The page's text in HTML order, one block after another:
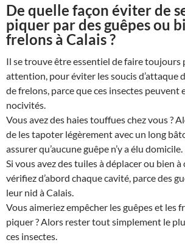
De quelle façon éviter de
piquer par des guêpes ou
frelons à Calais ?
Il se trouve être essentiel de faire
attention, pour éviter les soucis d’attaque
de frelons, parce que ces insectes peuvent
nocivités.
Vous avez des haies touffues chez vous ?
de les tapoter légèrement avec un long
assurer qu’aucune guêpe n’y a élu domicile.
Si vous avez des tuiles à déplacer ou bien
vérifiez d’abord chaque cavité, parce des
leur nid à Calais.
Vous aimeriez empêcher les guêpes et les
piquer ? Alors rester tout simplement le
ces insectes.